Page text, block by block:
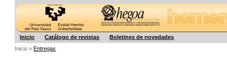
Inicio Catálogo de revistas
Boletines de novedades
Inicio »Entregas